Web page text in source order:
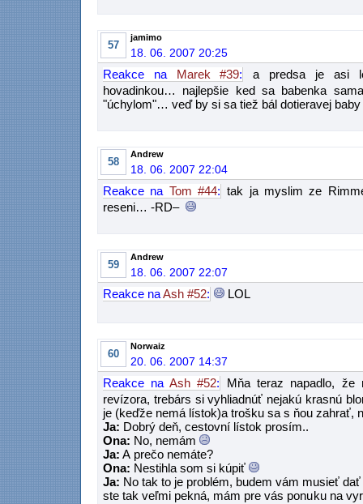
57
jamimo
18. 06. 2007 20:25
Reakce na Marek #39:
a predsa je asi
hovadinkou… najlepšie ked sa babenka
"úchylom"… veď by si sa tiež bál dotieravej
58
Andrew
18. 06. 2007 22:04
Reakce na Tom #44: tak ja myslim ze
reseni… -RD–
59
Andrew
18. 06. 2007 22:07
Reakce naAsh #52: LOL
60
Norwaiz
20. 06. 2007 14:37
Reakce naAsh #52:
Mňa teraz napadlo,
revízora, trebárs si vyhliadnúť nejakú krasnú
je (keďže nemá lístok)a trošku sa s ňou zahrať,
Ja: Dobrý deň, cestovní lístok prosím..
Ona: No, nemám
Ja: A prečo nemáte?
Ona: Nestihla som si kúpiť
Ja: No tak to je problém, budem vám musieť
ste tak veľmi pekná, mám pre vás ponuku na